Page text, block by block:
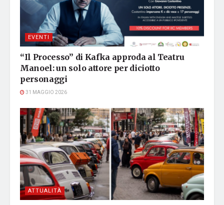
EVENTI
“Il Processo” di Kafka approda al Teatru
Manoel: un solo attore per diciotto
personaggi
31 MAGGIO 2026
ATTUALITÀ